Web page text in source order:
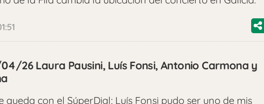
26 Laura Pausini, Luís Fonsi, Antonio Carmona y
queda con el SúperDial; Luís Fonsi pudo ser uno de mis